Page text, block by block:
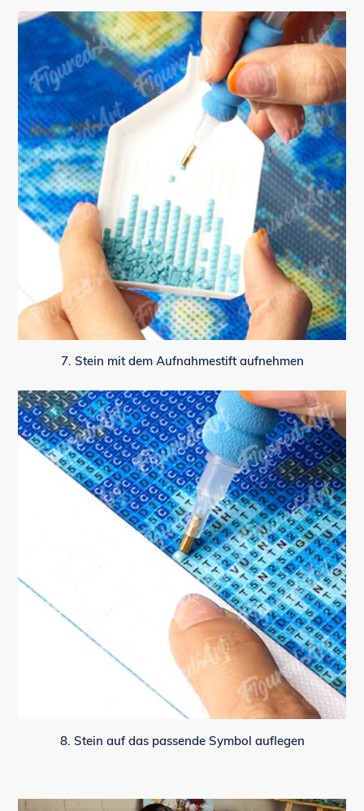
7. Stein mit dem Aufnahmestift aufnehmen
8. Stein auf das passende Symbol auflegen